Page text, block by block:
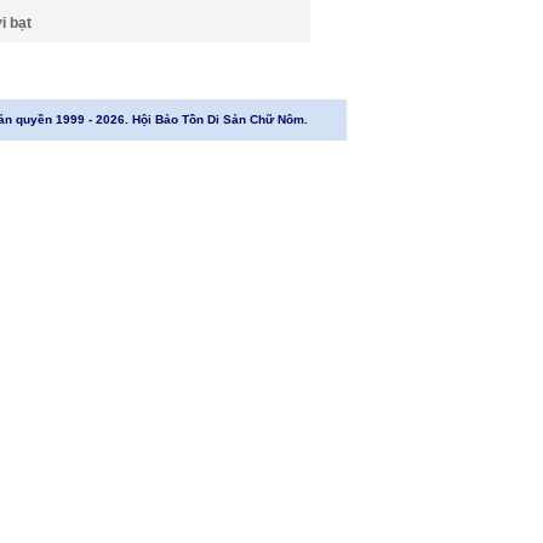
bạt
quyền 1999 - 2026. Hội Bảo Tồn Di Sản Chữ Nôm.